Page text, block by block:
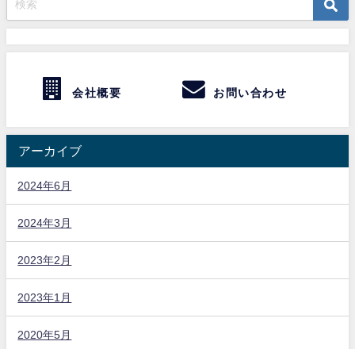
会社概要 お問い合わせ
アーカイブ
2024年6月
2024年3月
2023年2月
2023年1月
2020年5月